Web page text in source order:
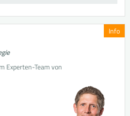
Info
Experten-Team von